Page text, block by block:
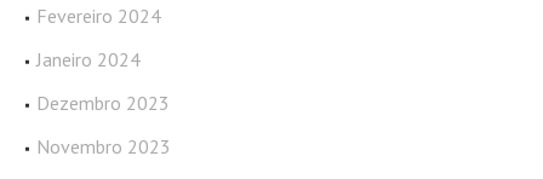
Fevereiro 2024
Janeiro 2024
Dezembro 2023
Novembro 2023